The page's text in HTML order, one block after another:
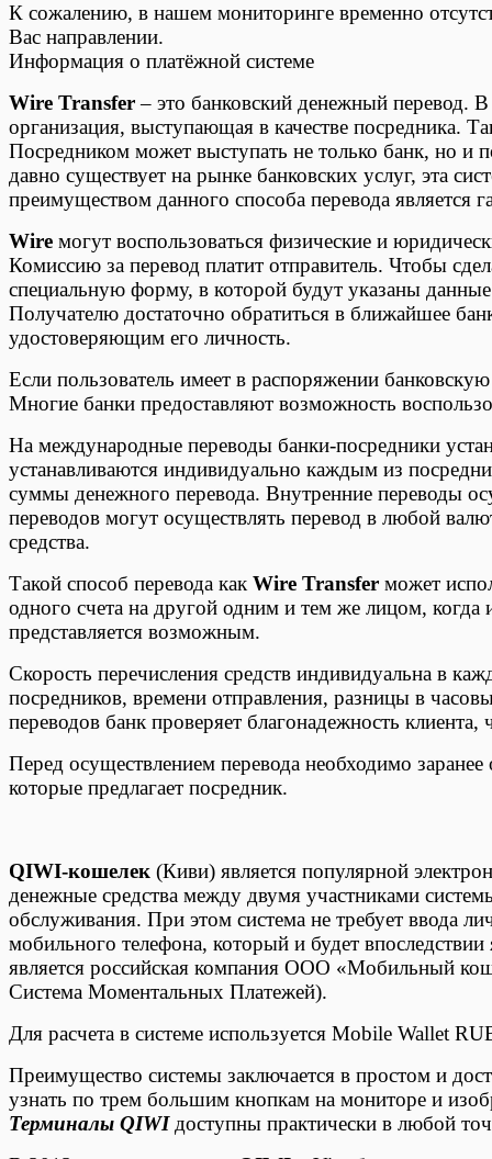
К сожалению, в нашем мониторинге временно
Вас направлении.
Информация о платёжной системе
Wire Transfer– это банковский денежный перевод. В
организация, выступающая в качестве посредника.
Посредником может выступать не только банк, но и
давно существует на рынке банковских услуг, эта
преимуществом данного способа перевода
Wire могут воспользоваться физические и
Комиссию за перевод платит отправитель. Чтобы
специальную форму, в которой будут указаны
Получателю достаточно обратиться в ближайшее
удостоверяющим его личность.
Если пользователь имеет в распоряжении
Многие банки предоставляют возможность
На международные переводы банки-посредники
устанавливаются индивидуально каждым из
суммы денежного перевода. Внутренние переводы
переводов могут осуществлять перевод в любой
средства.
Такой способ перевода как Wire Transfer может
одного счета на другой одним и тем же лицом,
представляется возможным.
Скорость перечисления средств индивидуальна в
посредников, времени отправления, разницы в
переводов банк проверяет благонадежность
Перед осуществлением перевода необходимо
которые предлагает посредник.
QIWI-кошелек (Киви) является популярной
денежные средства между двумя участниками
обслуживания. При этом система не требует ввода
мобильного телефона, который и будет
является российская компания ООО «Мобильный
Система Моментальных Платежей).
Для расчета в системе используется Mobile Wallet
Преимущество системы заключается в простом и
узнать по трем большим кнопкам на мониторе и
Терминалы QIWIдоступны практически в любой